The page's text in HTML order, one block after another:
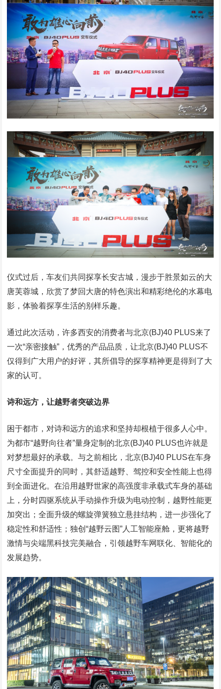
仪式过后，车友们共同探享长安古城，漫步于胜景如云的大
唐芙蓉城，欣赏了梦回大唐的特色演出和精彩绝伦的水幕电
影，体验着探享生活的别样乐趣。
通过此次活动，许多西安的消费者与北京(BJ)40 PLUS来了
一次“亲密接触”，优秀的产品品质，让北京(BJ)40 PLUS不
仅得到广大用户的好评，其所倡导的探享精神更是得到了大
家的认可。
诗和远方，让越野者突破边界
困于都市，对诗和远方的追求和坚持却根植于很多人心中。
为都市“越野向往者”量身定制的北京(BJ)40 PLUS也许就是
对梦想最好的承载。与之前相比，北京(BJ)40 PLUS在车身
尺寸全面提升的同时，其舒适越野、驾控和安全性能上也得
到全面进化。在沿用越野世家的高强度非承载式车身的基础
上，分时四驱系统从手动操作升级为电动控制，越野性能更
加突出；全面升级的螺旋弹簧独立悬挂结构，进一步强化了
稳定性和舒适性；独创“越野云图”人工智能座舱，更将越野
激情与尖端黑科技完美融合，引领越野车网联化、智能化的
发展趋势。